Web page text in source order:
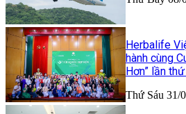
Herbalife
hành cùng
Hơn” lần
Thứ Sáu 31/